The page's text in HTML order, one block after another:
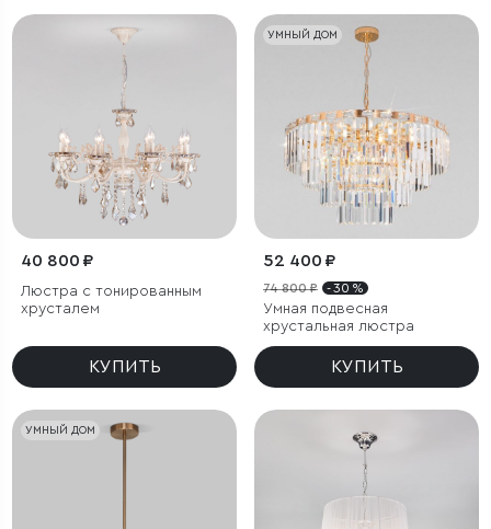
40 800 ₽
Люстра с тонированным
хрусталем
КУПИТЬ
УМНЫЙ ДОМ
52 400 ₽
74 800 ₽ - 30 %
Умная подвесная
хрустальная люстра
КУПИТЬ
УМНЫЙ ДОМ